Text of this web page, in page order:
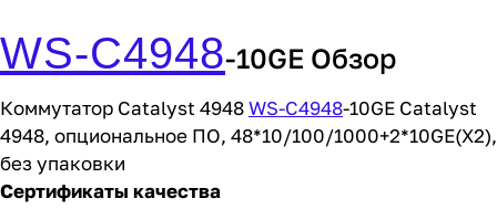
WS-C4948-10GE Обзор
Коммутатор Catalyst 4948WS-C4948-10GE Catalyst
4948, опциональное ПО, 48*10/100/1000+2*10GE(X2),
без упаковки
Сертификаты качества